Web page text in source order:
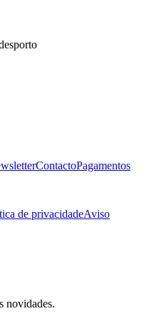
ContactoPagamentos
de privacidadeAviso
novidades.